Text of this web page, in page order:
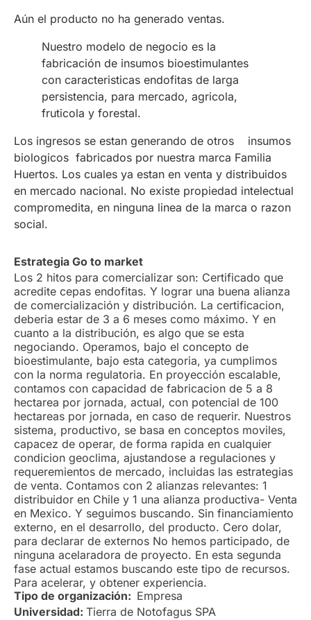
Tipo de organización: Empresa
Universidad: Tierra de Notofagus SPA
Aún el producto no ha generado ventas.
Nuestro modelo de negocio es la
fabricación de insumos bioestimulantes
con caracteristicas endofitas de larga
persistencia, para mercado, agricola,
fruticola y forestal.
Los ingresos se estan generando de otros insumos
biologicos fabricados por nuestra marca Familia
Huertos. Los cuales ya estan en venta y distribuidos
en mercado nacional. No existe propiedad intelectual
compromedita, en ninguna linea de la marca o razon
social.
Estrategia Go to market
Los 2 hitos para comercializar son: Certificado que
acredite cepas endofitas. Y lograr una buena alianza
de comercialización y distribución. La certificacion,
deberia estar de 3 a 6 meses como máximo. Y en
cuanto a la distribución, es algo que se esta
negociando. Operamos, bajo el concepto de
bioestimulante, bajo esta categoria, ya cumplimos
con la norma regulatoria. En proyección escalable,
contamos con capacidad de fabricacion de 5 a 8
hectarea por jornada, actual, con potencial de 100
hectareas por jornada, en caso de requerir. Nuestros
sistema, productivo, se basa en conceptos moviles,
capacez de operar, de forma rapida en cualquier
condicion geoclima, ajustandose a regulaciones y
requeremientos de mercado, incluidas las estrategias
de venta. Contamos con 2 alianzas relevantes: 1
distribuidor en Chile y 1 una alianza productiva- Venta
en Mexico. Y seguimos buscando. Sin financiamiento
externo, en el desarrollo, del producto. Cero dolar,
para declarar de externos No hemos participado, de
ninguna acelaradora de proyecto. En esta segunda
fase actual estamos buscando este tipo de recursos.
Para acelerar, y obtener experiencia.